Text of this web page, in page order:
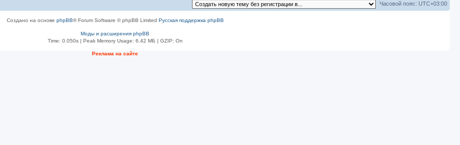
Часовой пояс: UTC+03:00
Создано на основе phpBB® Forum Software © phpBB Limited Русская поддержка phpBB
Моды и расширения phpBB
Time: 0.050s| Peak Memory Usage: 6.42 МБ | GZIP: On
Реклама на сайте